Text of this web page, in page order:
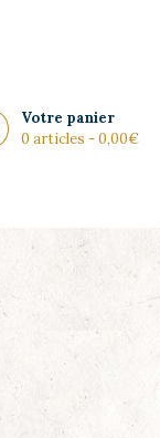
Votre panier
0 articles -0,00€